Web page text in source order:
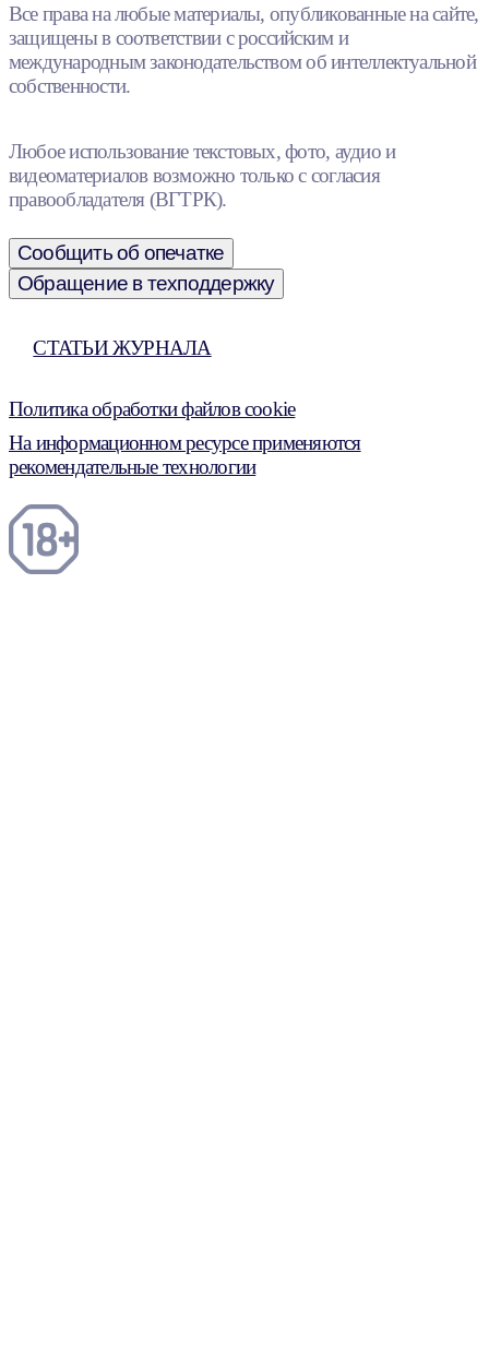
Все права на любые материалы, опубликованные на сайте,
защищены в соответствии с российским и
международным законодательством об интеллектуальной
собственности.
Любое использование текстовых, фото, аудио и
видеоматериалов возможно только с согласия
правообладателя (ВГТРК).
Сообщить об опечатке
Обращение в техподдержку
СТАТЬИ ЖУРНАЛА
Политика обработки файлов cookie
На информационном ресурсе применяются
рекомендательные технологии